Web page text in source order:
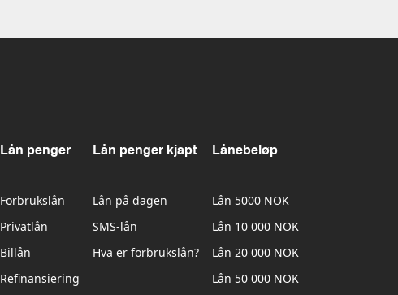
Lån penger
Forbrukslån
Privatlån
Billån
Refinansiering
Lån penger kjapt
Lån på dagen
SMS-lån
Hva er forbrukslån?
Lånebeløp
Lån 5000 NOK
Lån 10 000 NOK
Lån 20 000 NOK
Lån 50 000 NOK